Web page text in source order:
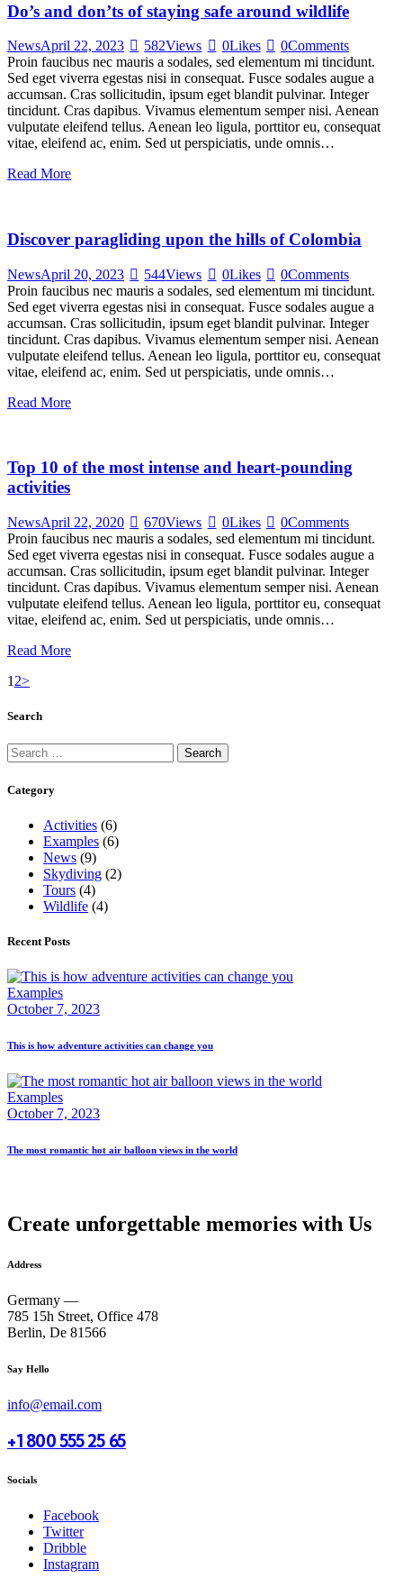
Do’s and don’ts of staying safe around wildlife
NewsApril 22, 2023 582Views 0Likes 0Comments
Proin faucibus nec mauris a sodales, sed elementum mi tincidunt.
Sed eget viverra egestas nisi in consequat. Fusce sodales augue a
accumsan. Cras sollicitudin, ipsum eget blandit pulvinar. Integer
tincidunt. Cras dapibus. Vivamus elementum semper nisi. Aenean
vulputate eleifend tellus. Aenean leo ligula, porttitor eu, consequat
vitae, eleifend ac, enim. Sed ut perspiciatis, unde omnis…
Read More
Discover paragliding upon the hills of Colombia
NewsApril 20, 2023 544Views 0Likes 0Comments
Proin faucibus nec mauris a sodales, sed elementum mi tincidunt.
Sed eget viverra egestas nisi in consequat. Fusce sodales augue a
accumsan. Cras sollicitudin, ipsum eget blandit pulvinar. Integer
tincidunt. Cras dapibus. Vivamus elementum semper nisi. Aenean
vulputate eleifend tellus. Aenean leo ligula, porttitor eu, consequat
vitae, eleifend ac, enim. Sed ut perspiciatis, unde omnis…
Read More
Top 10 of the most intense and heart-pounding
activities
NewsApril 22, 2020 670Views 0Likes 0Comments
Proin faucibus nec mauris a sodales, sed elementum mi tincidunt.
Sed eget viverra egestas nisi in consequat. Fusce sodales augue a
accumsan. Cras sollicitudin, ipsum eget blandit pulvinar. Integer
tincidunt. Cras dapibus. Vivamus elementum semper nisi. Aenean
vulputate eleifend tellus. Aenean leo ligula, porttitor eu, consequat
vitae, eleifend ac, enim. Sed ut perspiciatis, unde omnis…
Read More
Posts
pagination
Page
1 Page
2>
Search
Search
for:
Category
Activities (6)
Examples (6)
News (9)
Skydiving (2)
Tours (4)
Wildlife (4)
Recent Posts
Examples
October 7, 2023
This is how adventure activities can change you
Examples
October 7, 2023
The most romantic hot air balloon views in the world
Create unforgettable memories with Us
Address
Germany —
785 15h Street, Office 478
Berlin, De 81566
Say Hello
info@email.com
+1 800 555 25 65
Socials
Facebook
Twitter
Dribble
Instagram